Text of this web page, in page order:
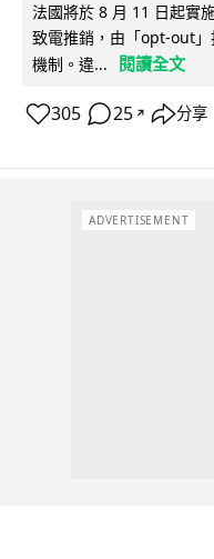
法國將於 8 月 11 日起實
致電推銷，由「opt-out
機制。違...
閱讀全文
305 25 ↗ 分享
ADVERTISEMENT